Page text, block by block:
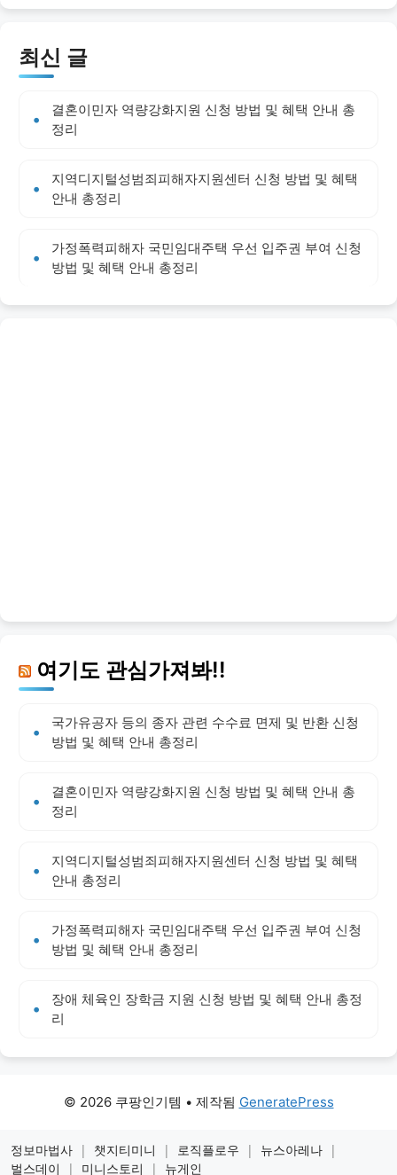
최신 글
결혼이민자 역량강화지원 신청 방법 및 혜택 안내 총
정리
지역디지털성범죄피해자지원센터 신청 방법 및 혜택
안내 총정리
가정폭력피해자 국민임대주택 우선 입주권 부여 신청
방법 및 혜택 안내 총정리
여기도 관심가져봐!!
국가유공자 등의 종자 관련 수수료 면제 및 반환 신청
방법 및 혜택 안내 총정리
결혼이민자 역량강화지원 신청 방법 및 혜택 안내 총
정리
지역디지털성범죄피해자지원센터 신청 방법 및 혜택
안내 총정리
가정폭력피해자 국민임대주택 우선 입주권 부여 신청
방법 및 혜택 안내 총정리
장애 체육인 장학금 지원 신청 방법 및 혜택 안내 총정
리
© 2026 쿠팡인기템 • 제작됨 GeneratePress
정보마법사 | 챗지티미니 | 로직플로우 | 뉴스아레나 |
벌스데이
| 미니스토리 | 뉴게인